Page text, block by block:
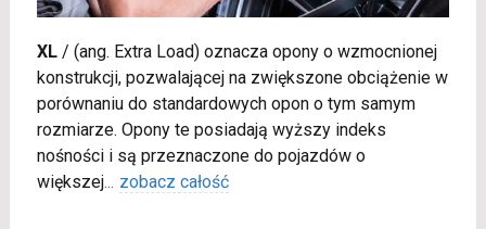
XL/ (ang. Extra Load) oznacza opony o wzmocnionej
konstrukcji, pozwalającej na zwiększone obciążenie w
porównaniu do standardowych opon o tym samym
rozmiarze. Opony te posiadają wyższy indeks
nośności i są przeznaczone do pojazdów o
większej... zobacz całość